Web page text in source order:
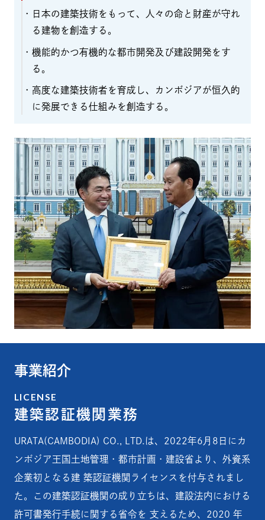
・日本の建築技術をもって、人々の命と財産が守れ
る建物を創造する。
・機能的かつ有機的な都市開発及び建設開発をす
る。
・高度な建築技術者を育成し、カンボジアが恒久的
に発展できる仕組みを創造する。
事業紹介
LICENSE
建築認証機関業務
URATA(CAMBODIA) CO., LTD.は、2022年6月8日にカ
ンボジア王国土地管理・都市計画・建設省より、外資系
企業初となる建 築認証機関ライセンスを付与されまし
た。この建築認証機関の成り立ちは、建設法内における
許可書発行手続に関する省令を 支えるため、2020 年